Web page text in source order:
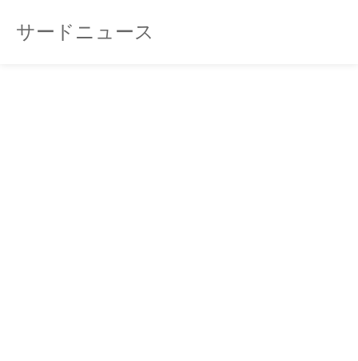
サードニュース